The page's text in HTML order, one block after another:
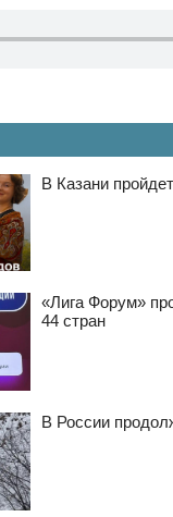
В Казани
«Лига Форум»
44 стран
В России